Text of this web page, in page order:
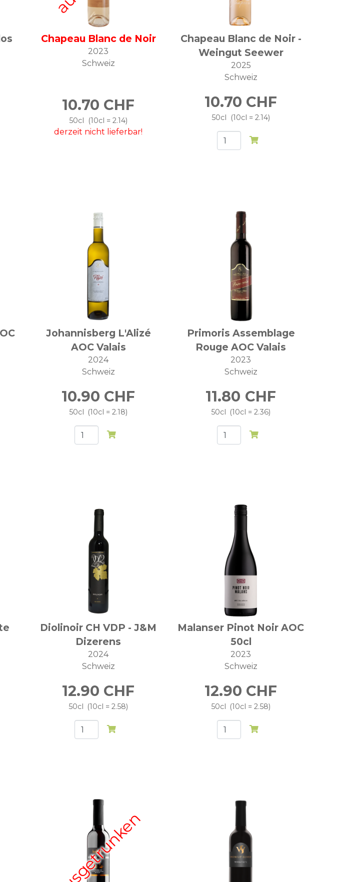
Chapeau Blanc de Noir
2023
Schweiz
10.70 CHF
50cl 10cl = 2.14
Chapeau Blanc de Noir -
Weingut Seewer
2025
Schweiz
10.70 CHF
50cl 10cl = 2.14
Johannisberg L'Alizé
AOC Valais
2024
Schweiz
10.90 CHF
50cl 10cl = 2.18
Primoris Assemblage
Rouge AOC Valais
2023
Schweiz
11.80 CHF
50cl 10cl = 2.36
Diolinoir CH VDP - J&M
Dizerens
2024
Schweiz
12.90 CHF
50cl 10cl = 2.58
Malanser Pinot Noir AOC
50cl
2023
Schweiz
12.90 CHF
50cl 10cl = 2.58